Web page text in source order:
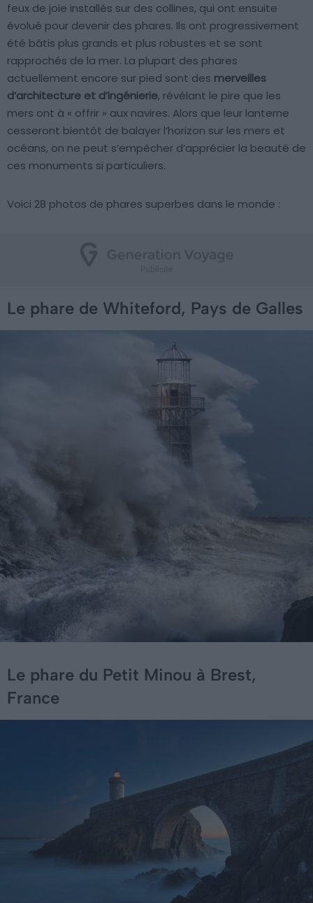
feux de joie installés sur des collines, qui ont ensuite
évolué pour devenir des phares. Ils ont progressivement
été bâtis plus grands et plus robustes et se sont
rapprochés de la mer. La plupart des phares
actuellement encore sur pied sont des merveilles
d’architecture et d’ingénierie, révélant le pire que les
mers ont à « offrir » aux navires. Alors que leur lanterne
cesseront bientôt de balayer l’horizon sur les mers et
océans, on ne peut s’empêcher d’apprécier la beauté de
ces monuments si particuliers.
Voici 28 photos de phares superbes dans le monde :
Le phare de Whiteford, Pays de Galles
Le phare du Petit Minou à Brest,
France